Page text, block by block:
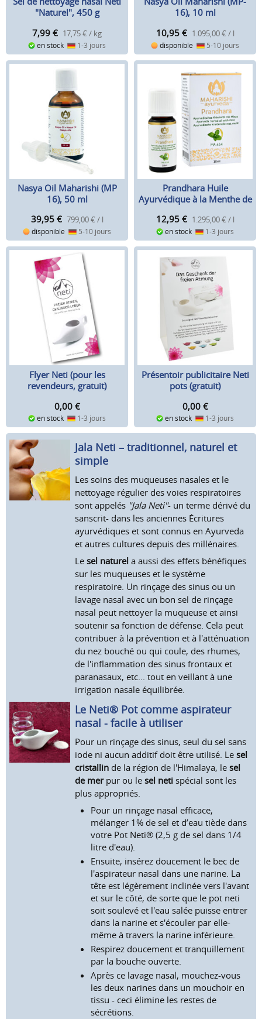
"Naturel", 450 g
7,99 € 17,75 € / kg
en stock 1-3 jours
16), 10 ml
10,95 € 1.095,00 € / l
disponible 5-10 jours
Nasya Oil Maharishi (MP
16), 50 ml
39,95 € 799,00 € / l
disponible 5-10 jours
Prandhara Huile
Ayurvédique à la Menthe de
12,95 € 1.295,00 € / l
en stock 1-3 jours
Flyer Neti (pour les
revendeurs, gratuit)
0,00 €
en stock 1-3 jours
Présentoir publicitaire Neti
pots (gratuit)
0,00 €
en stock 1-3 jours
Jala Neti – traditionnel, naturel et
simple
Les soins des muqueuses nasales et le
nettoyage régulier des voies respiratoires
sont appelés "Jala Neti"- un terme dérivé du
sanscrit- dans les anciennes Écritures
ayurvédiques et sont connus en Ayurveda
et autres cultures depuis des millénaires.
Lesel naturel a aussi des effets bénéfiques
sur les muqueuses et le système
respiratoire. Un rinçage des sinus ou un
lavage nasal avec un bon sel de rinçage
nasal peut nettoyer la muqueuse et ainsi
soutenir sa fonction de défense. Cela peut
contribuer à la prévention et à l'atténuation
du nez bouché ou qui coule, des rhumes,
de l'inflammation des sinus frontaux et
paranasaux, etc... tout en veillant à une
irrigation nasale équilibrée.
Le Neti® Pot comme aspirateur
nasal - facile à utiliser
Pour un rinçage des sinus, seul du sel sans
iode ni aucun additif doit être utilisé. Lesel
cristallin de la région de l'Himalaya, lesel
de merpur ou lesel neti spécial sont les
plus appropriés.
Pour un rinçage nasal efficace,
mélanger 1% de sel et d’eau tiède dans
votre Pot Neti® (2,5 g de sel dans 1/4
litre d'eau).
Ensuite, insérez doucement le bec de
l'aspirateur nasal dans une narine. La
tête est légèrement inclinée vers l'avant
et sur le côté, de sorte que le pot neti
soit soulevé et l'eau salée puisse entrer
dans la narine et s'écouler par elle-
même à travers la narine inférieure.
Respirez doucement et tranquillement
par la bouche ouverte.
Après ce lavage nasal, mouchez-vous
les deux narines dans un mouchoir en
tissu - ceci élimine les restes de
sécrétions.